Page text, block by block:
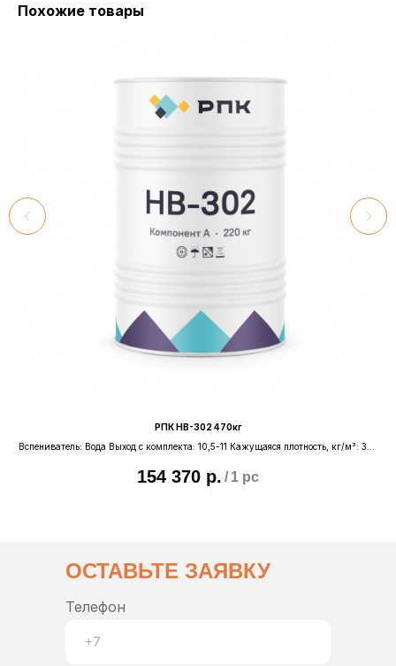
Похожие товары
РПК НВ-302 470кг
Вспениватель: Вода Выход с комплекта: 10,5-11 Кажущаяся плотность, кг/м³: 30-
154 370 р. / 1 pc
ОСТАВЬТЕ ЗАЯВКУ
Телефон